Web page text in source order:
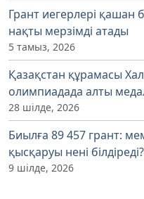
Грант иегерлері қашан
нақты мерзімді атады
5 тамыз, 2026
Қазақстан құрамасы
олимпиадада алты
28 шілде, 2026
Биылға 89 457 грант:
қысқаруы нені білдіреді?
9 шілде, 2026